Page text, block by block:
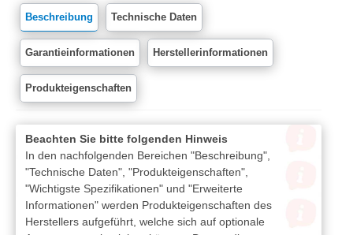
Beschreibung Technische Daten
Garantieinformationen Herstellerinformationen
Produkteigenschaften
Beachten Sie bitte folgenden Hinweis
In den nachfolgenden Bereichen "Beschreibung",
"Technische Daten", "Produkteigenschaften",
"Wichtigste Spezifikationen" und "Erweiterte
Informationen" werden Produkteigenschaften des
Herstellers aufgeführt, welche sich auf optionale